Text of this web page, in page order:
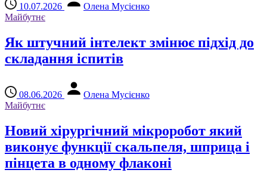
10.07.2026
Олена Мусієнко
Майбутнє
Як штучний інтелект змінює підхід до
складання іспитів
08.06.2026
Олена Мусієнко
Майбутнє
Новий хірургічний мікроробот який
виконує функції скальпеля, шприца і
пінцета в одному флаконі